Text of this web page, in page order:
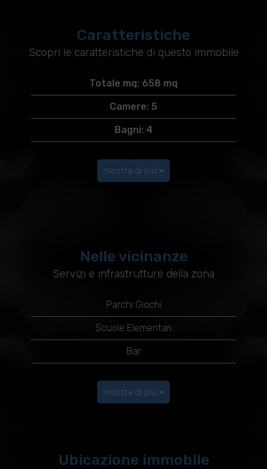
Caratteristiche
Scopri le caratteristiche di questo immobile
Totale mq: 658 mq
Camere: 5
Bagni: 4
mostra di più
Nelle vicinanze
Servizi e infrastrutture della zona
Parchi Giochi
Scuole Elementari
Bar
mostra di più
Ubicazione immobile